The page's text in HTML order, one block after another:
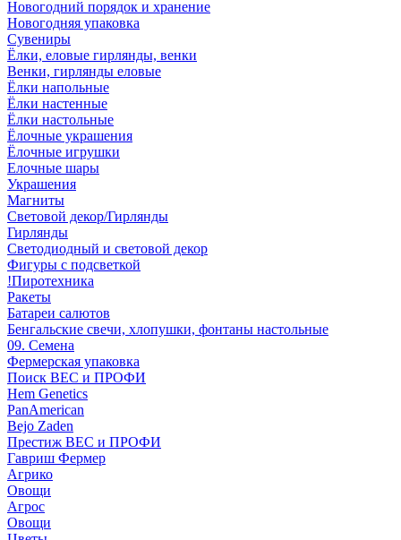
Новогодний порядок и хранение
Новогодняя упаковка
Сувениры
Ёлки, еловые гирлянды, венки
Венки, гирлянды еловые
Ёлки напольные
Ёлки настенные
Ёлки настольные
Ёлочные украшения
Ёлочные игрушки
Елочные шары
Украшения
Магниты
Световой декор/Гирлянды
Гирлянды
Светодиодный и световой декор
Фигуры с подсветкой
!Пиротехника
Ракеты
Батареи салютов
Бенгальские свечи, хлопушки, фонтаны настольные
09. Семена
Фермерская упаковка
Поиск ВЕС и ПРОФИ
Hem Genetics
PanAmerican
Bejo Zaden
Престиж ВЕС и ПРОФИ
Гавриш Фермер
Агрико
Овощи
Агрос
Овощи